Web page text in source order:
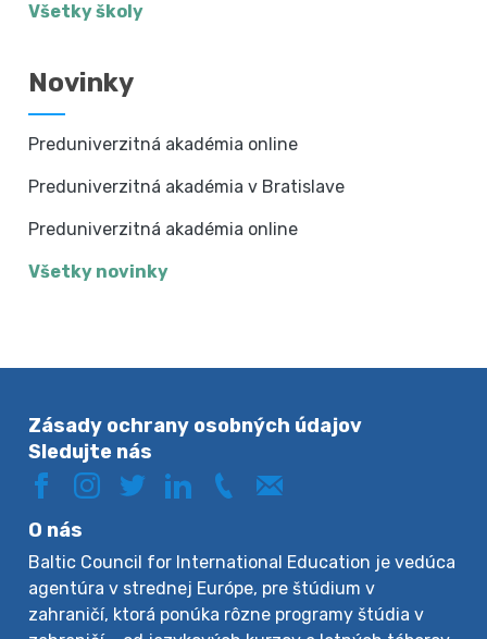
Všetky školy
Novinky
Preduniverzitná akadémia online
Preduniverzitná akadémia v Bratislave
Preduniverzitná akadémia online
Všetky novinky
Zásady ochrany osobných údajov
Sledujte nás
O nás
Baltic Council for International Education je vedúca
agentúra v strednej Európe, pre štúdium v
zahraničí, ktorá ponúka rôzne programy štúdia v